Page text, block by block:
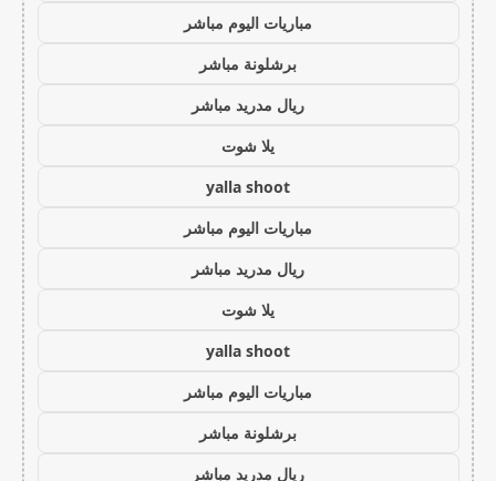
مباريات اليوم مباشر
برشلونة مباشر
ريال مدريد مباشر
يلا شوت
yalla shoot
مباريات اليوم مباشر
ريال مدريد مباشر
يلا شوت
yalla shoot
مباريات اليوم مباشر
برشلونة مباشر
ريال مدريد مباشر